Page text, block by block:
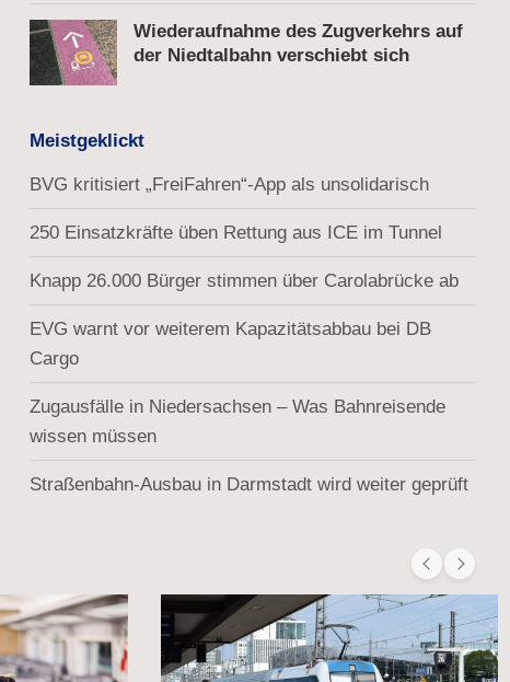
Wiederaufnahme des Zugverkehrs auf
der Niedtalbahn verschiebt sich
Meistgeklickt
BVG kritisiert „FreiFahren“-App als unsolidarisch
250 Einsatzkräfte üben Rettung aus ICE im Tunnel
Knapp 26.000 Bürger stimmen über Carolabrücke ab
EVG warnt vor weiterem Kapazitätsabbau bei DB
Cargo
Zugausfälle in Niedersachsen – Was Bahnreisende
wissen müssen
Straßenbahn-Ausbau in Darmstadt wird weiter geprüft